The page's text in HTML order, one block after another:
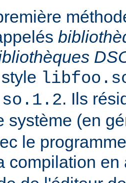
. Ils
système (en
le
compilation